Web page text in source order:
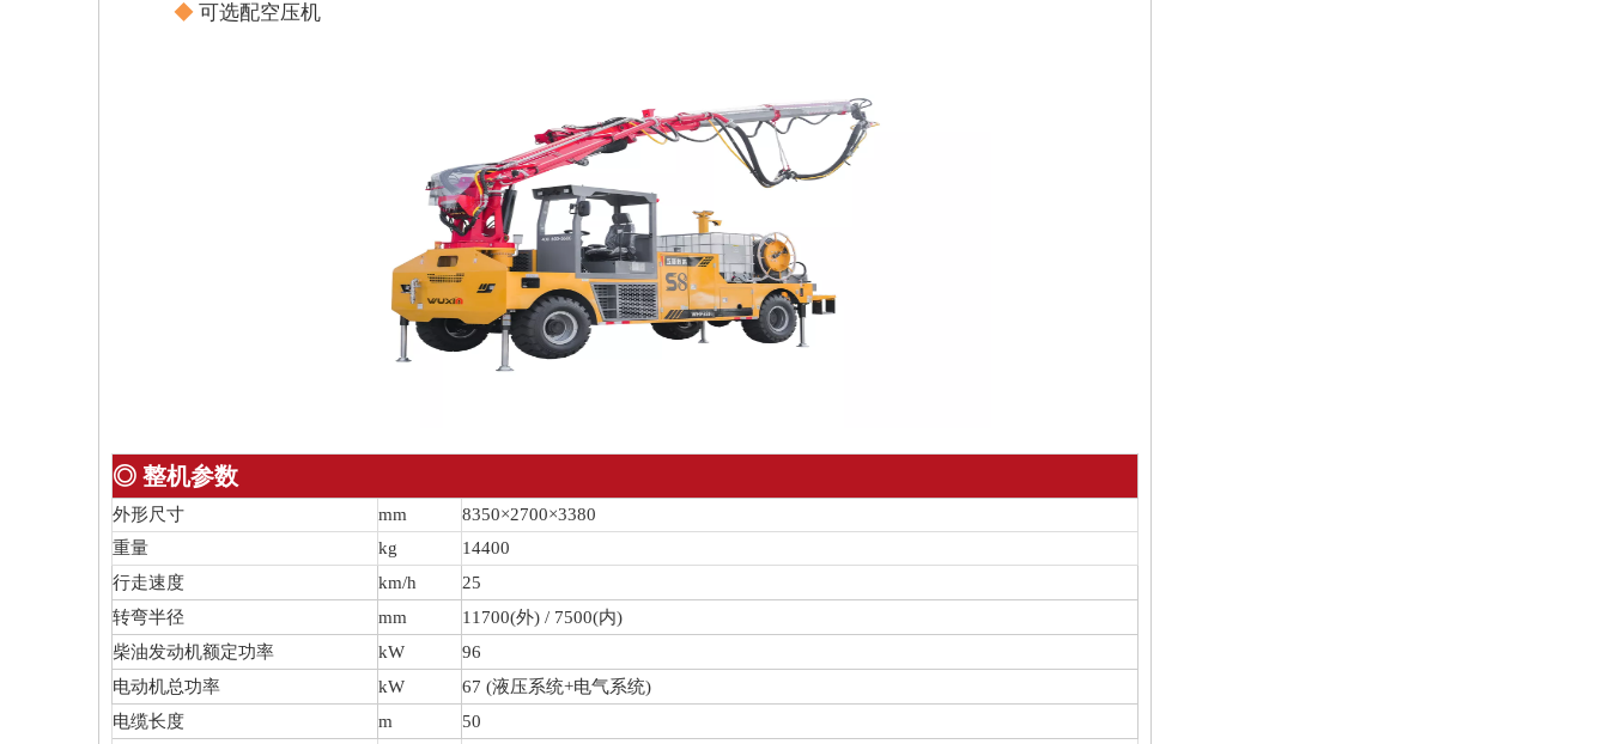
◆ 可选配空压机
◎ 整机参数
外形尺寸 mm
8350×2700×3380
重量
kg
14400
行走速度
km/h
25
转弯半径
mm
11700(外) / 7500(内)
柴油发动机额定功率
kW
96
电动机总功率
kW
67 (液压系统+电气系统)
电缆长度
m
50